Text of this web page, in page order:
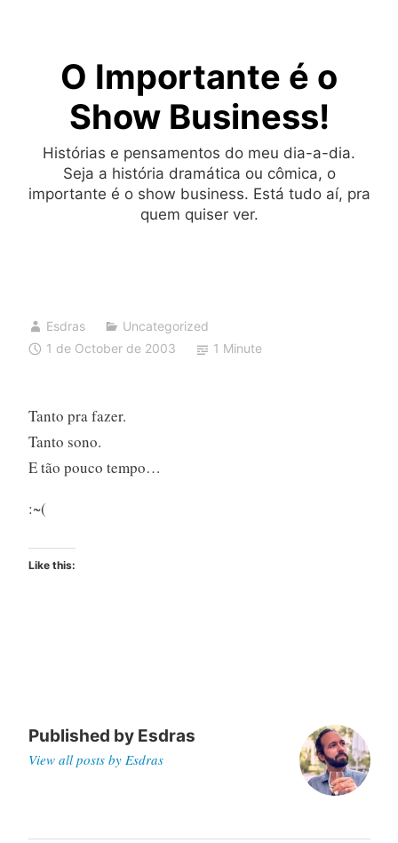
O Importante é o
Show Business!
Histórias e pensamentos do meu dia-a-dia.
Seja a história dramática ou cômica, o
importante é o show business. Está tudo aí, pra
quem quiser ver.
Esdras
Uncategorized
1 de October de 2003
1 Minute
Tanto pra fazer.
Tanto sono.
E tão pouco tempo…
:~(
Like this:
Published by Esdras
View all posts by Esdras